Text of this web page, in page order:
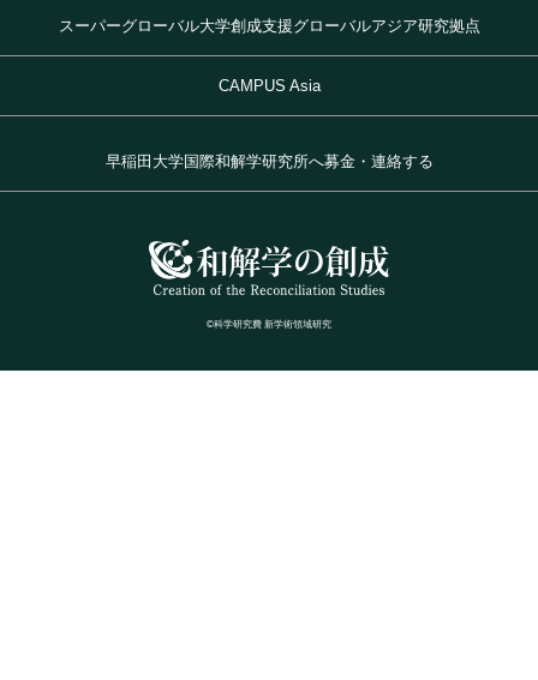
スーパーグローバル大学創成支援グローバルアジア研究拠点
CAMPUS Asia
早稲田大学国際和解学研究所へ募金・連絡する
©科学研究費 新学術領域研究